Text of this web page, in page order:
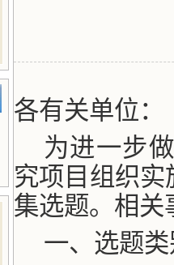
各有关单位：
为进一步
究项目组织
集选题。相关
一、选题